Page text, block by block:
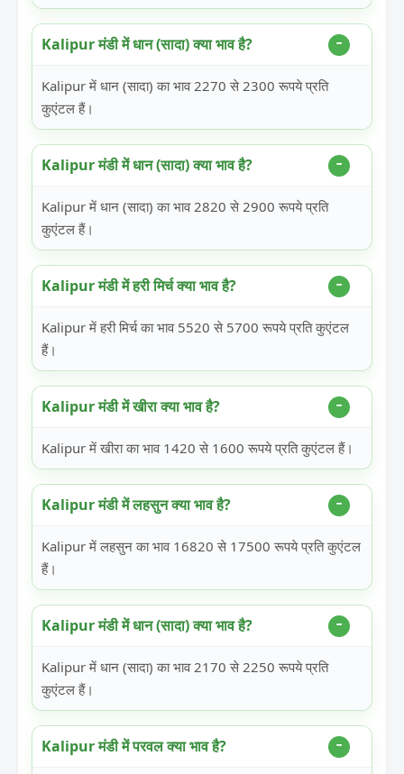
Kalipur मंडी में धान (सादा) क्या भाव है?
Kalipur में धान (सादा) का भाव 2270 से 2300 रूपये प्रति
कुएंटल हैं।
Kalipur मंडी में धान (सादा) क्या भाव है?
Kalipur में धान (सादा) का भाव 2820 से 2900 रूपये प्रति
कुएंटल हैं।
Kalipur मंडी में हरी मिर्च क्या भाव है?
Kalipur में हरी मिर्च का भाव 5520 से 5700 रूपये प्रति कुएंटल
हैं।
Kalipur मंडी में खीरा क्या भाव है?
Kalipur में खीरा का भाव 1420 से 1600 रूपये प्रति कुएंटल हैं।
Kalipur मंडी में लहसुन क्या भाव है?
Kalipur में लहसुन का भाव 16820 से 17500 रूपये प्रति कुएंटल
हैं।
Kalipur मंडी में धान (सादा) क्या भाव है?
Kalipur में धान (सादा) का भाव 2170 से 2250 रूपये प्रति
कुएंटल हैं।
Kalipur मंडी में परवल क्या भाव है?